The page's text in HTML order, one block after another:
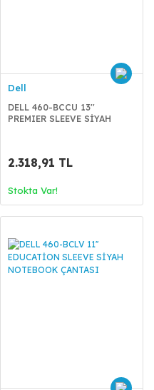
Dell
DELL 460-BCCU 13''
PREMIER SLEEVE SİYAH
2.318,91 TL
Stokta Var!